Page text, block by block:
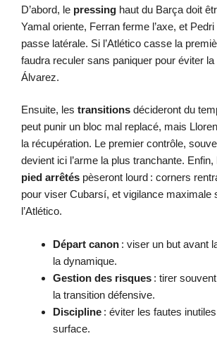
D’abord, le pressing haut du Barça doit
Yamal oriente, Ferran ferme l’axe, et
passe latérale. Si l’Atlético casse la
faudra reculer sans paniquer pour éviter
Álvarez.
Ensuite, les transitions décideront du
peut punir un bloc mal replacé, mais
la récupération. Le premier contrôle,
devient ici l’arme la plus tranchante. Enfin,
pied arrêtés pèseront lourd : corners
pour viser Cubarsí, et vigilance maximale
l’Atlético.
Départ canon : viser un but avant
la dynamique.
Gestion des risques : tirer
la transition défensive.
Discipline : éviter les fautes
surface.